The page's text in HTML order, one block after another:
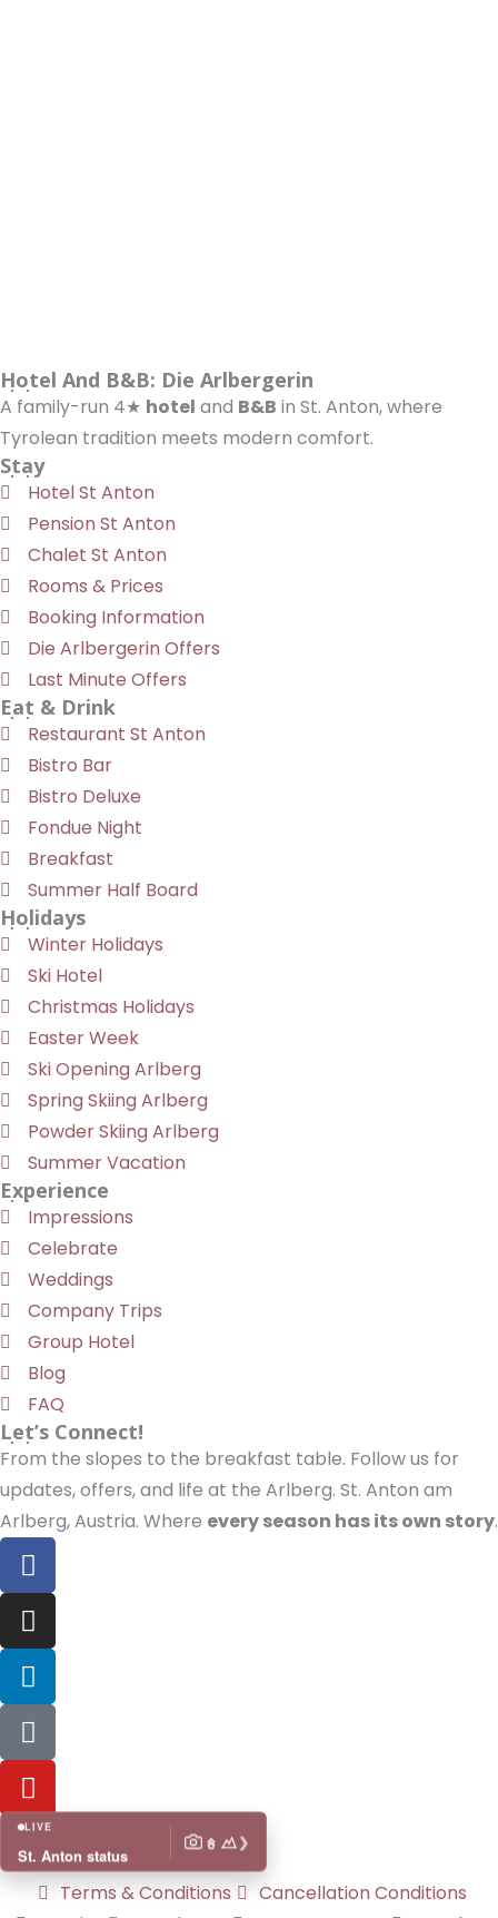
Hotel And B&B: Die Arlbergerin
A family-run 4★ hotel and B&B in St. Anton, where
Tyrolean tradition meets modern comfort.
Stay
Hotel St Anton
Pension St Anton
Chalet St Anton
Rooms & Prices
Booking Information
Die Arlbergerin Offers
Last Minute Offers
Eat & Drink
Restaurant St Anton
Bistro Bar
Bistro Deluxe
Fondue Night
Breakfast
Summer Half Board
Holidays
Winter Holidays
Ski Hotel
Christmas Holidays
Easter Week
Ski Opening Arlberg
Spring Skiing Arlberg
Powder Skiing Arlberg
Summer Vacation
Experience
Impressions
Celebrate
Weddings
Company Trips
Group Hotel
Blog
FAQ
Let’s Connect!
From the slopes to the breakfast table. Follow us for
updates, offers, and life at the Arlberg. St. Anton am
Arlberg, Austria. Where every season has its own story.
F
a
c
e
b
o
o
k
I
n
s
t
a
g
r
a
m
L
i
n
k
e
d
i
n
T
i
k
t
o
k
Y
o
u
t
u
LIVE
St. Anton status
❯
Terms & Conditions
Cancellation Conditions